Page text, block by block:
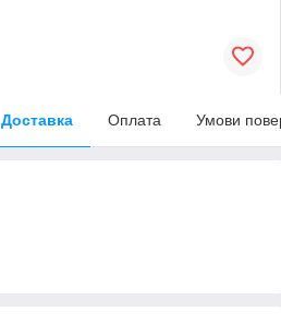
Доставка Оплата Умови